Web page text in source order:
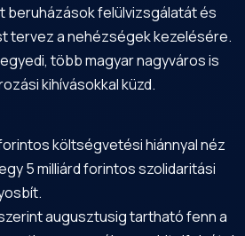
beruházások felülvizsgálatát és
tervez a nehézségek kezelésére.
több magyar nagyváros is
kihívásokkal küzd.
költségvetési hiánnyal néz
5 milliárd forintos szolidaritási
augusztusig tartható fenn a